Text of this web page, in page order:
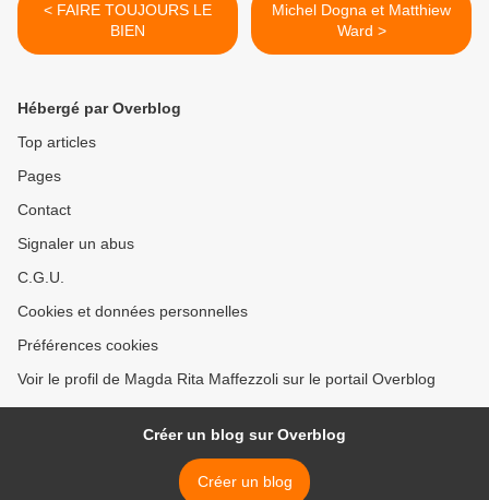
< FAIRE TOUJOURS LE
BIEN
Michel Dogna et Matthiew
Ward >
Hébergé par Overblog
Top articles
Pages
Contact
Signaler un abus
C.G.U.
Cookies et données personnelles
Préférences cookies
Voir le profil de Magda Rita Maffezzoli sur le portail Overblog
Créer un blog sur Overblog
Créer un blog